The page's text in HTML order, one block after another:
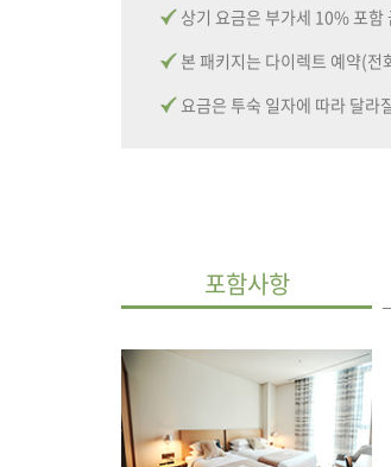
상기 요금은 부가세 10% 포함
본 패키지는 다이렉트 예약(전
요금은 투숙 일자에 따라 달라
포함사항